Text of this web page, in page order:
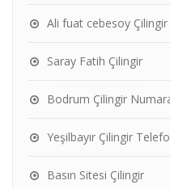
Ali fuat cebesoy Çilingir
Saray Fatih Çilingir
Bodrum Çilingir
Yeşilbayır Çilingir
Basın Sitesi Çilingir